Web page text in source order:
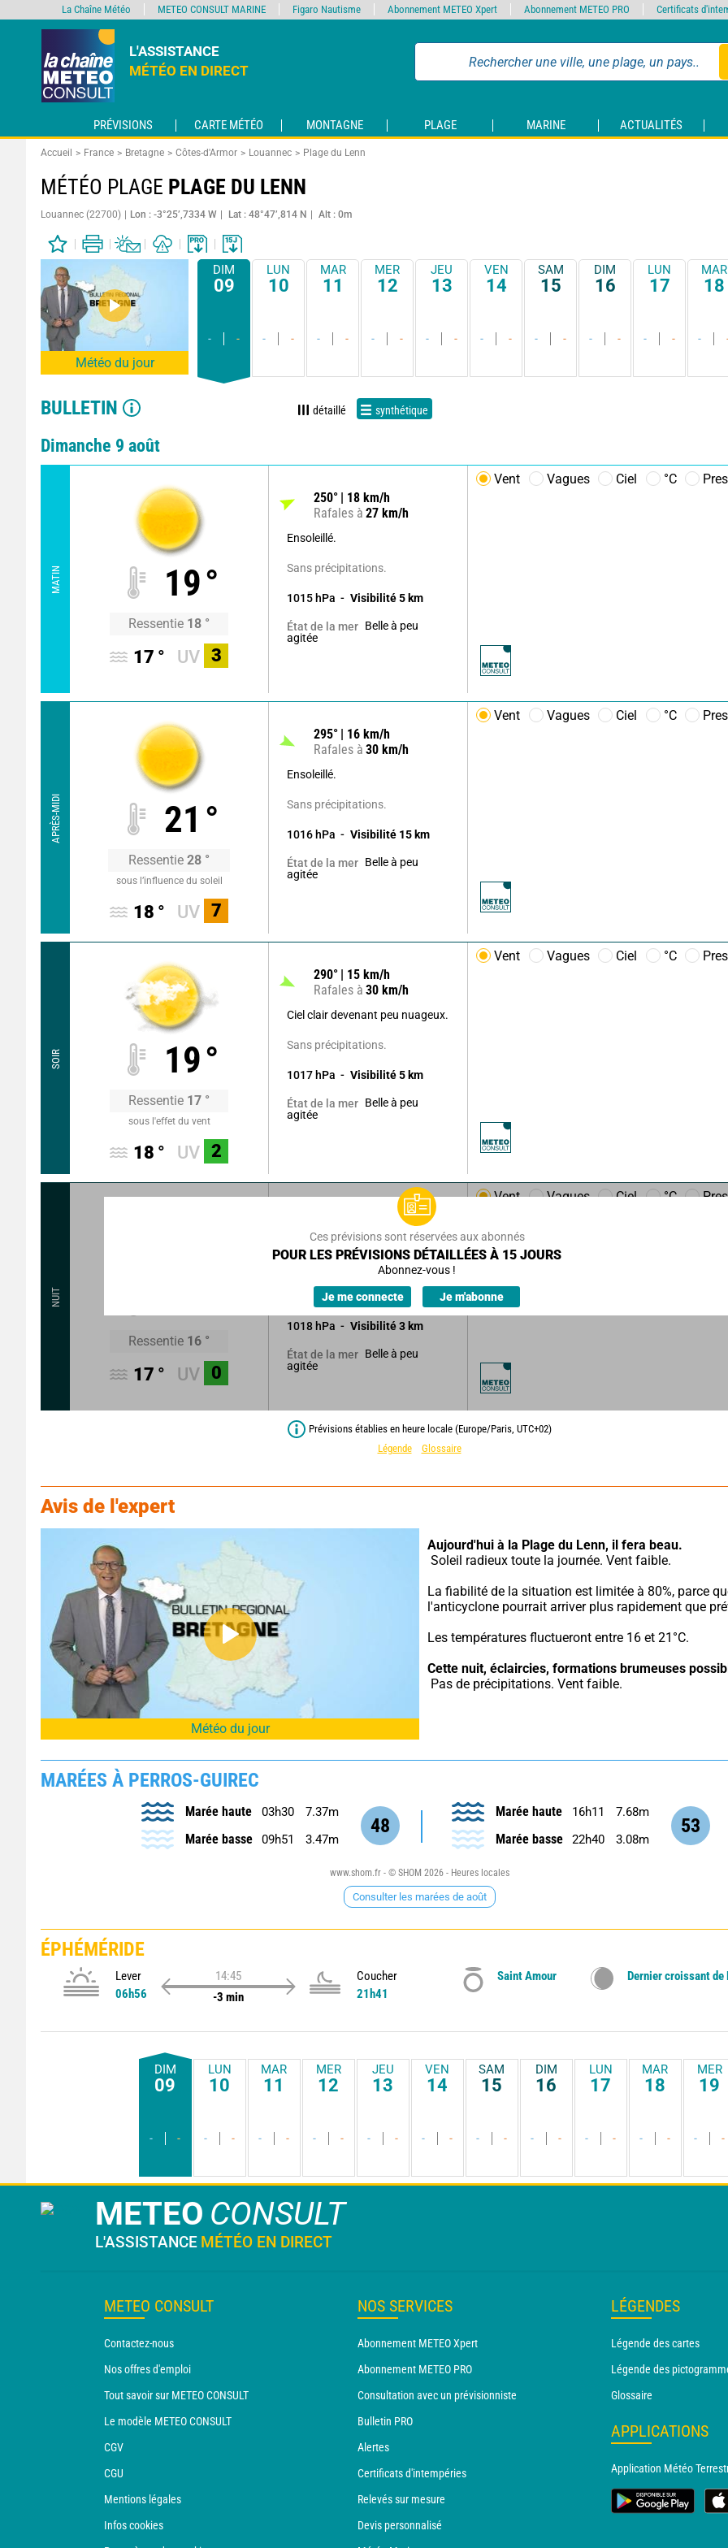
L'ASSISTANCE
MÉTÉO EN DIRECT
PRÉVISIONS CARTE MÉTÉO MONTAGNE PLAGE MARINE ACTUALITÉS
Accueil France Bretagne Côtes-d'Armor Louannec Plage du Lenn
MÉTÉO PLAGE PLAGE DU LENN
Louannec (22700) Lon : -3°25’,7334 W Lat : 48°47’,814 N Alt : 0m
Météo du jour
DIM
09
- -
LUN
10
- -
MAR
11
- -
MER
12
- -
JEU
13
- -
VEN
14
- -
SAM
15
- -
DIM
16
- -
LUN
17
- -
MAR
18
-
BULLETIN détaillé synthétique
Dimanche 9 août
MATIN 19°
Ressentie 18 °
17 ° UV 3
250° 18 km/h
Rafales à 27 km/h
Ensoleillé.
Sans précipitations.
1015 hPa Visibilité 5 km
État de la mer Belle à peu
agitée
Vent Vagues Ciel °C
APRÈS-MIDI 21 °
Ressentie 28 °
sous l’influence du soleil
18 ° UV 7
295° 16 km/h
Rafales à 30 km/h
Ensoleillé.
Sans précipitations.
1016 hPa Visibilité 15 km
État de la mer Belle à peu
agitée
Vent Vagues Ciel °C
SOIR 19°
Ressentie 17 °
sous l'effet du vent
18 ° UV 2
290° 15 km/h
Rafales à 30 km/h
Ciel clair devenant peu nuageux.
Sans précipitations.
1017 hPa Visibilité 5 km
État de la mer Belle à peu
agitée
Vent Vagues Ciel °C
NUIT
Ressentie 16 °
17 ° UV 0
Rafales à20 km/h
Eclaircies, mais formations
brumeuses possibles.
Sans précipitations.
1018 hPa Visibilité 3 km
État de la mer Belle à peu
agitée
Vent Vagues Ciel °C
Ces prévisions sont réservées aux abonnés
POUR LES PRÉVISIONS DÉTAILLÉES À 15 JOURS
Abonnez-vous !
Je me connecte Je m'abonne
Prévisions établies en heure locale (Europe/Paris, UTC+02)
Légende
Glossaire
Avis de l'expert
Météo du jour
Aujourd'hui à la Plage du Lenn, il fera beau.
Soleil radieux toute la journée. Vent faible.
La fiabilité de la situation est limitée à 80%, parce
l'anticyclone pourrait arriver plus rapidement que
Les températures fluctueront entre 16 et 21°C.
Cette nuit, éclaircies, formations brumeuses
Pas de précipitations. Vent faible.
MARÉES À PERROS-GUIREC
48
Marée haute 03h30 7.37m
Marée basse 09h51 3.47m
53
Marée haute 16h11 7.68m
Marée basse 22h40 3.08m
www.shom.fr - © SHOM 2026 - Heures locales
Consulter les marées de août
ÉPHÉMÉRIDE
Lever
06h56
14:45
-3 min
Coucher
21h41
Saint Amour Dernier croissant de
DIM
09
- -
LUN
10
- -
MAR
11
- -
MER
12
- -
JEU
13
- -
VEN
14
- -
SAM
15
- -
DIM
16
- -
LUN
17
- -
MAR
18
- -
MER
19
- -
METEO CONSULT
L'ASSISTANCE MÉTÉO EN DIRECT
METEO CONSULT
Contactez-nous
Nos offres d'emploi
Tout savoir sur METEO CONSULT
Le modèle METEO CONSULT
CGV
CGU
Mentions légales
Infos cookies
NOS SERVICES
Abonnement METEO Xpert
Abonnement METEO PRO
Consultation avec un prévisionniste
Bulletin PRO
Alertes
Certificats d'intempéries
Relevés sur mesure
Devis personnalisé
LÉGENDES
Légende des cartes
Légende des
Glossaire
APPLICATIONS
Application Météo
La Chaîne Météo METEO CONSULT MARINE Figaro Nautisme Abonnement METEO Xpert Abonnement METEO PRO Certificats